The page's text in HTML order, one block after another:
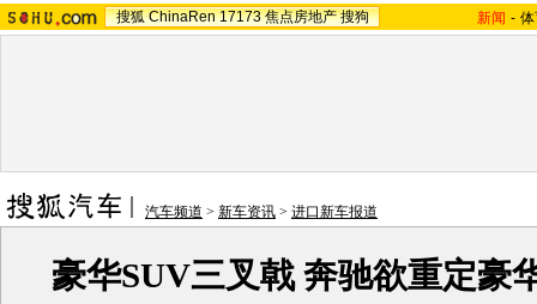
搜狐 ChinaRen 17173 焦点房地产 搜狗 新闻 -
汽车频道 > 新车资讯 > 进口新车报道
豪华SUV三叉戟 奔驰欲重定豪